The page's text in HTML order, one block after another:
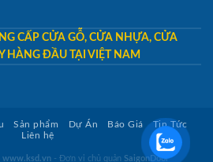
CẤP CỬA GỖ, CỬA NHỰA, CỬA
HÀNG ĐẦU TẠI VIỆT NAM
Sản phẩm Dự Án Báo Giá
Tin Tức
Liên hệ
www.ksd.vn- Đơn vị chủ quản SaigonDoor